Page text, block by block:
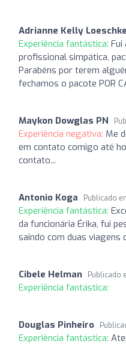
Adrianne Kelly Loeschke
Experiência fantástica: Fui
profissional simpática,
Parabéns por terem
fechamos o pacote POR
Maykon Dowglas PN
Experiência negativa: Me
em contato comigo até
contato...
Antonio Koga Publicado
Experiência fantástica:
da funcionária Érika, fui
saindo com duas viagens
Cibele Helman Publicado
Experiência fantástica:
Douglas Pinheiro
Experiência fantástica: